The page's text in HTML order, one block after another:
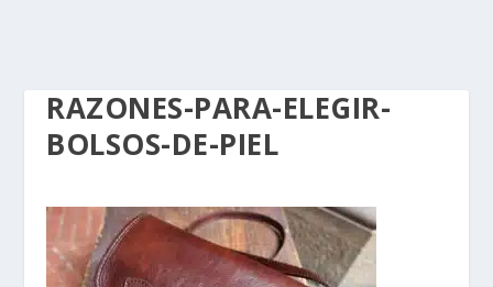
RAZONES-PARA-ELEGIR-
BOLSOS-DE-PIEL